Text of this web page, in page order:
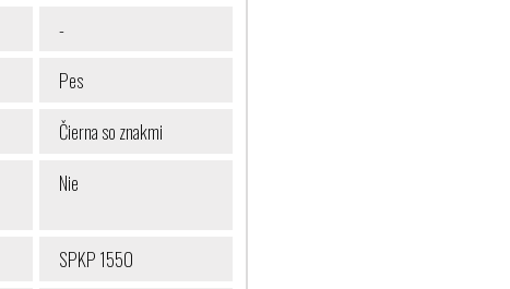
-
Pes
Čierna so znakmi
Nie
SPKP 1550